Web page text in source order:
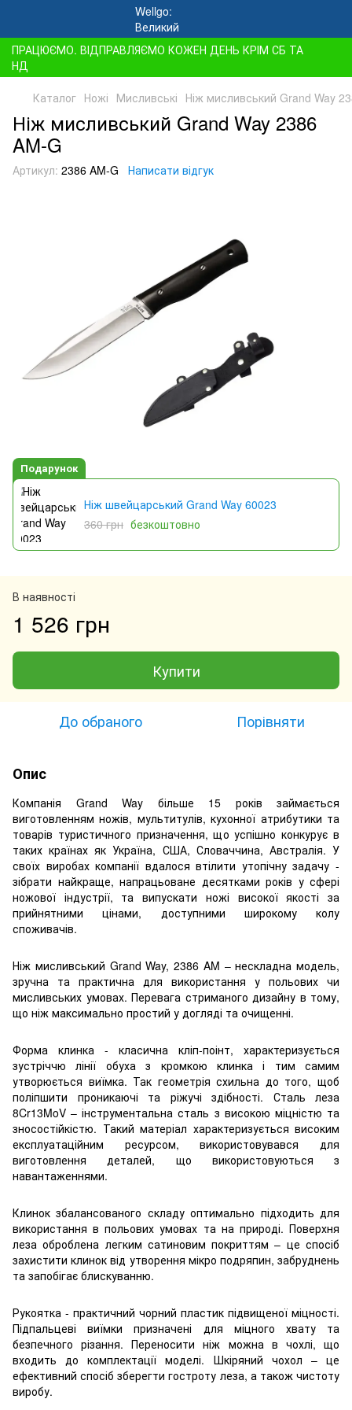
ПРАЦЮЄМО. ВІДПРАВЛЯЄМО КОЖЕН ДЕНЬ КРІМ СБ ТА
НД
Каталог Ножі Мисливські Ніж мисливський Grand Way
Ніж мисливський Grand Way 2386
AM-G
Артикул: 2386 AM-G Написати відгук
Подарунок
Ніж швейцарський Grand Way 60023
360 грн безкоштовно
В наявності
1 526 грн
Купити
До обраного Порівняти
Опис
Компанія Grand Way більше 15 років займається
виготовленням ножів, мультитулів, кухонної атрибутики та
товарів туристичного призначення, що успішно конкурує в
таких країнах як Україна, США, Словаччина, Австралія. У
своїх виробах компанії вдалося втілити утопічну задачу -
зібрати найкраще, напрацьоване десятками років у сфері
ножової індустрії, та випускати ножі високої якості за
прийнятними цінами, доступними широкому колу
споживачів.
Ніж мисливський Grand Way, 2386 AM – нескладна модель,
зручна та практична для використання у польових чи
мисливських умовах. Перевага стриманого дизайну в тому,
що ніж максимально простий у догляді та очищенні.
Форма клинка - класична кліп-поінт, характеризується
зустріччю лінії обуха з кромкою клинка і тим самим
утворюється виїмка. Так геометрія схильна до того, щоб
поліпшити проникаючі та ріжучі здібності. Сталь леза
8Cr13MoV – інструментальна сталь з високою міцністю та
зносостійкістю. Такий матеріал характеризується високим
експлуатаційним ресурсом, використовувався для
виготовлення деталей, що використовуються з
навантаженнями.
Клинок збалансованого складу оптимально підходить для
використання в польових умовах та на природі. Поверхня
леза оброблена легким сатиновим покриттям – це спосіб
захистити клинок від утворення мікро подряпин, забруднень
та запобігає блискуванню.
Рукоятка - практичний чорний пластик підвищеної міцності.
Підпальцеві виїмки призначені для міцного хвату та
безпечного різання. Переносити ніж можна в чохлі, що
входить до комплектації моделі. Шкіряний чохол – це
ефективний спосіб зберегти гостроту леза, а також чистоту
виробу.